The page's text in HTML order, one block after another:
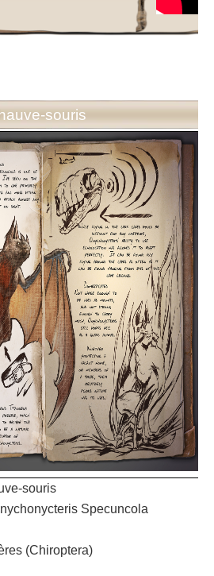
souris
souris
Specuncola
(Chiroptera)